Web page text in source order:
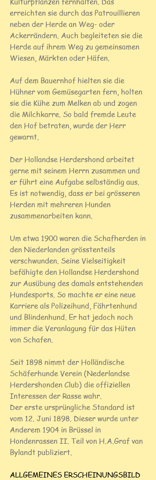
erreichten sie durch das Patrouillieren
neben der Herde an Weg- oder
Ackerrändern. Auch begleiteten sie die
Herde auf ihrem Weg zu gemeinsamen
Wiesen, Märkten oder Häfen.
Auf dem Bauernhof hielten sie die
Hühner vom Gemüsegarten fern, holten
sie die Kühe zum Melken ab und zogen
die Milchkarre. So bald fremde Leute
den Hof betraten, wurde der Herr
gewarnt.
Der Hollandse Herdershond arbeitet
gerne mit seinem Herrn zusammen und
er führt eine Aufgabe selbständig aus.
Es ist notwendig, dass er bei grösseren
Herden mit mehreren Hunden
zusammenarbeiten kann.
Um etwa 1900 waren die Schafherden in
den Niederlanden grösstenteils
verschwunden. Seine Vielseitigkeit
befähigte den Hollandse Herdershond
zur Ausübung des damals entstehenden
Hundesports. So machte er eine neue
Karriere als Polizeihund, Fährtenhund
und Blindenhund. Er hat jedoch noch
immer die Veranlagung für das Hüten
von Schafen.
Seit 1898 nimmt der Holländische
Schäferhunde Verein (Nederlandse
Herdershonden Club) die offiziellen
Interessen der Rasse wahr.
Der erste ursprüngliche Standard ist
vom 12. Juni 1898. Dieser wurde unter
Anderem 1904 in Brüssel in
Hondenrassen II. Teil von H.A.Graf van
Bylandt publiziert.
ALLGEMEINES ERSCHEINUNGSBILD